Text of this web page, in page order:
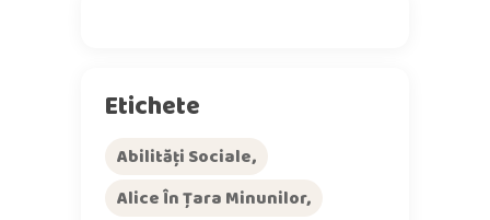
Etichete
Abilități Sociale
Alice În Țara Minunilor